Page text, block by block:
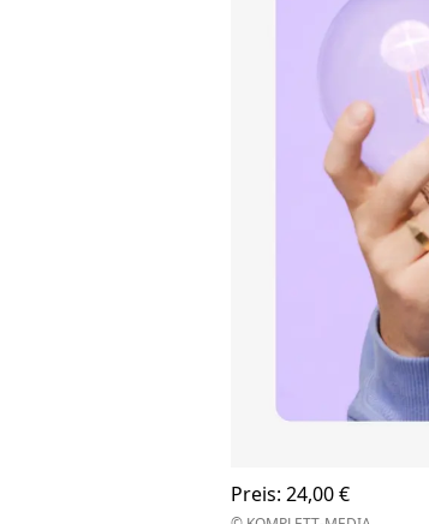
Preis: 24,00 €